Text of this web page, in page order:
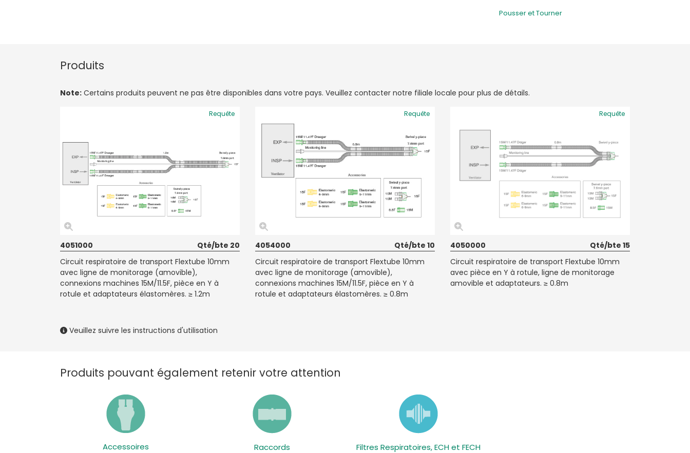
Pousser et Tourner
Produits
Note: Certains produits peuvent ne pas être disponibles dans votre pays. Veuillez contacter notre filiale locale pour plus de détails.
Requête
4051000
Qté/bte 20
Circuit respiratoire de transport Flextube 10mm
avec ligne de monitorage (amovible),
connexions machines 15M/11.5F, pièce en Y à
rotule et adaptateurs élastomères. ≥ 1.2m
Requête
4054000
Qté/bte 10
Circuit respiratoire de transport Flextube 10mm
avec ligne de monitorage (amovible),
connexions machines 15M/11.5F, pièce en Y à
rotule et adaptateurs élastomères. ≥ 0.8m
Requête
4050000
Qté/bte 15
Circuit respiratoire de transport Flextube 10mm
avec pièce en Y à rotule, ligne de monitorage
amovible et adaptateurs. ≥ 0.8m
Veuillez suivre les instructions d'utilisation
Produits pouvant également retenir votre attention
Accessoires Raccords Filtres Respiratoires, ECH et FECH